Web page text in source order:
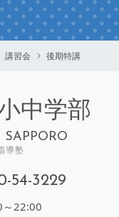
講習会 後期特講
中学部
導塾
54-3229
22:00